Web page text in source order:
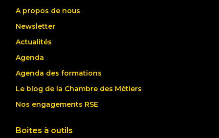
A propos de nous
Newsletter
Actualités
Agenda
Agenda des formations
Le blog de la Chambre des Métiers
Nos engagements RSE
Boites à outils